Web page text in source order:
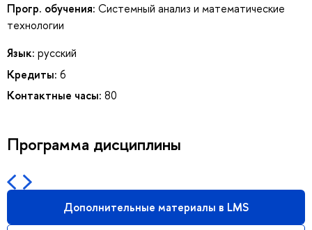
Прогр. обучения: Системный анализ и математические
технологии
Язык: русский
Кредиты: 6
Контактные часы: 80
Программа дисциплины
Дополнительные материалы в LMS